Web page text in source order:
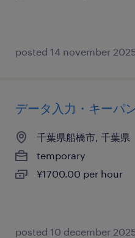
posted 14 november
データ入力・キーパ
千葉県船橋市, 千葉県
temporary
¥1700.00 per hour
posted 10 december